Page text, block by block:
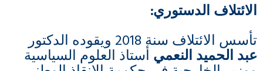
الائتلاف الدستوري:
تأسس الائتلاف سنة 2018 ويقوده الدكتور
عبد الحميد النعمي أستاذ العلوم السياسية